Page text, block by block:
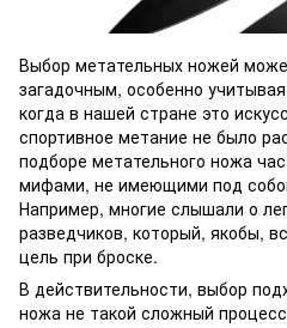
Выбор метательных ножей
загадочным, особенно
когда в нашей стране это
спортивное метание не было
подборе метательного ножа
мифами, не имеющими под
Например, многие слышали о
разведчиков, который, якобы,
цель при броске.
В действительности, выбор
ножа не такой сложный